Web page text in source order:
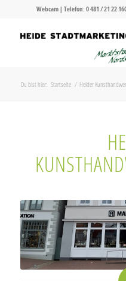
Webcam | Telefon:0 481 / 21 22
Du bist hier: Startseite / Heider